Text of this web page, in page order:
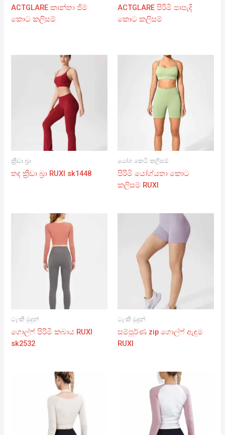
ACTGLARE කාන්තා ජිම්
කොට කලිසම්
ACTGLARE පිරිමි පාපැදි
කොට කලිසම්
ක්‍රීඩා බ්‍රා
තද ක්‍රීඩා බ්‍රා RUXI sk1448
යෝග කෙටි කලිසම්
පිරිමි යෝග්යතා කොට
කලිසම් RUXI
ටැංකි මුදුන්
ගොල්ෆ් පිරිමි කබාය RUXI
sk2532
ටැංකි මුදුන්
සම්පූර්ණ zip ගොල්ෆ් ඇඳුම
RUXI